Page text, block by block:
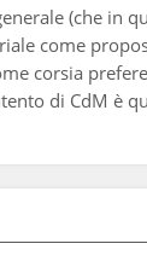
(che in
come
corsia
di CdM è